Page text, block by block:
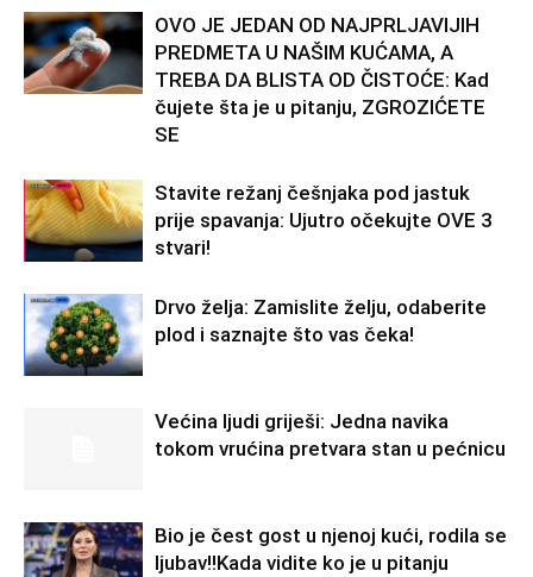
OVO JE JEDAN OD NAJPRLJAVIJIH
PREDMETA U NAŠIM KUĆAMA, A
TREBA DA BLISTA OD ČISTOĆE: Kad
čujete šta je u pitanju, ZGROZIĆETE
SE
Stavite režanj češnjaka pod jastuk
prije spavanja: Ujutro očekujte OVE 3
stvari!
Drvo želja: Zamislite želju, odaberite
plod i saznajte što vas čeka!
Većina ljudi griješi: Jedna navika
tokom vrućina pretvara stan u pećnicu
Bio je čest gost u njenoj kući, rodila se
ljubav!!Kada vidite ko je u pitanju